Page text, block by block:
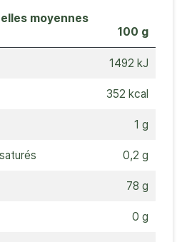
moyennes
100 g
1492 kJ
352 kcal
1 g
0,2 g
78 g
0 g